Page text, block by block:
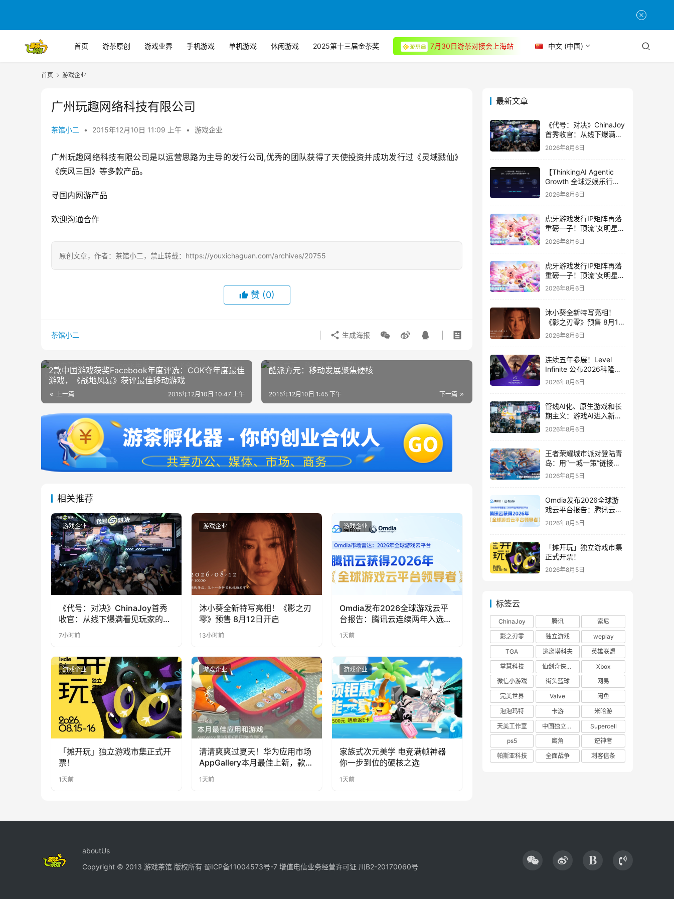
首页 游茶原创 游戏业界 手机游戏 单机游戏 休闲游戏 2025第十三届金茶奖 7月30日游茶对接会上海站 中文 (中国)
首页 游戏企业
广州玩趣网络科技有限公司
茶馆小二 • 2015年12月10日 11:09 上午 • 游戏企业
广州玩趣网络科技有限公司是以运营思路为主导的发行公司,优秀的团队获得了天使投资并成功发行过《灵域戮仙》
《疾风三国》等多款产品。
寻国内网游产品
欢迎沟通合作
原创文章，作者：茶馆小二，禁止转载：https://youxichaguan.com/archives/20755
赞 (0)
茶馆小二 生成海报
2款中国游戏获奖Facebook年度评选：COK夺年度最佳
游戏，《战地风暴》获评最佳移动游戏
上一篇 2015年12月10日 10:47 上午
酷派方元：移动发展聚焦硬核
下一篇
2015年12月10日 1:45 下午
相关推荐
游戏企业
《代号：对决》ChinaJoy首秀
收官：从线下爆满看见玩家的真
实期待
7小时前
游戏企业
沐小葵全新特写亮相！《影之刃
零》预售 8月12日开启
13小时前
游戏企业
Omdia发布2026全球游戏云平
台报告：腾讯云连续两年入选
“领导者”象限
1天前
游戏企业
「摊开玩」独立游戏市集正式开
票！
1天前
游戏企业
清清爽爽过夏天！华为应用市场
AppGallery本月最佳上新，款款
1天前
游戏企业
家族式次元美学 电竞满帧神器
你一步到位的硬核之选
1天前
最新文章
《代号：对决》ChinaJoy
首秀收官：从线下爆满看
见玩家的真实期待
2026年8月6日
【ThinkingAI Agentic
Growth 全球泛娱乐行业
峰会】Agent 时代，人到
2026年8月6日
虎牙游戏发行IP矩阵再落
重磅一子！顶流“女明星”
ZANMANG LOOPY 正版
3D消除手游《消消奇遇》
2026年8月6日
虎牙游戏发行IP矩阵再落
重磅一子！顶流“女明星”
ZANMANG LOOPY 正版
2026年8月6日
沐小葵全新特写亮相！
《影之刃零》预售 8月12
日开启
2026年8月6日
连续五年参展！Level
Infinite 公布2026科隆游
戏展产品阵容
2026年8月6日
管线AI化、原生游戏和长
期主义：游戏AI进入新共
识时代
2026年8月6日
王者荣耀城市派对登陆青
岛：用“一城一策”链接海
洋场景，以双向奔赴带动
2026年8月5日
Omdia发布2026全球游
戏云平台报告：腾讯云连
续两年入选“领导者”象限
2026年8月5日
「摊开玩」独立游戏市集
正式开票！
2026年8月5日
标签云
ChinaJoy 腾讯
索尼
影之刃零
独立游戏
weplay
TGA
逃离塔科夫
英雄联盟
掌慧科技
仙剑奇侠传四
Xbox
微信小游戏
街头篮球
网易
完美世界
Valve
闲鱼
泡泡玛特
卡游
米哈游
天美工作室
中国独立游戏联盟
Supercell
ps5
鹰角
逆神者
帕斯亚科技
全面战争 刺客信条
aboutUs
Copyright © 2013 游戏茶馆 版权所有 蜀ICP备11004573号-7 增值电信业务经营许可证 川B2-20170060号